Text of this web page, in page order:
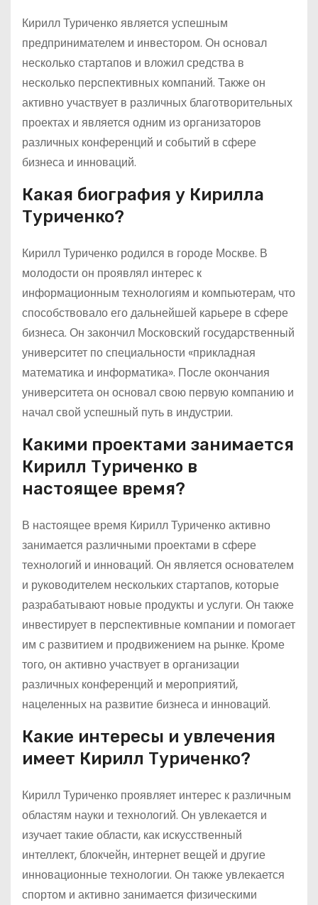
Кирилл Туриченко является успешным
предпринимателем и инвестором. Он основал
несколько стартапов и вложил средства в
несколько перспективных компаний. Также он
активно участвует в различных благотворительных
проектах и является одним из организаторов
различных конференций и событий в сфере
бизнеса и инноваций.
Какая биография у Кирилла
Туриченко?
Кирилл Туриченко родился в городе Москве. В
молодости он проявлял интерес к
информационным технологиям и компьютерам, что
способствовало его дальнейшей карьере в сфере
бизнеса. Он закончил Московский государственный
университет по специальности «прикладная
математика и информатика». После окончания
университета он основал свою первую компанию и
начал свой успешный путь в индустрии.
Какими проектами занимается
Кирилл Туриченко в
настоящее время?
В настоящее время Кирилл Туриченко активно
занимается различными проектами в сфере
технологий и инноваций. Он является основателем
и руководителем нескольких стартапов, которые
разрабатывают новые продукты и услуги. Он также
инвестирует в перспективные компании и помогает
им с развитием и продвижением на рынке. Кроме
того, он активно участвует в организации
различных конференций и мероприятий,
нацеленных на развитие бизнеса и инноваций.
Какие интересы и увлечения
имеет Кирилл Туриченко?
Кирилл Туриченко проявляет интерес к различным
областям науки и технологий. Он увлекается и
изучает такие области, как искусственный
интеллект, блокчейн, интернет вещей и другие
инновационные технологии. Он также увлекается
спортом и активно занимается физическими